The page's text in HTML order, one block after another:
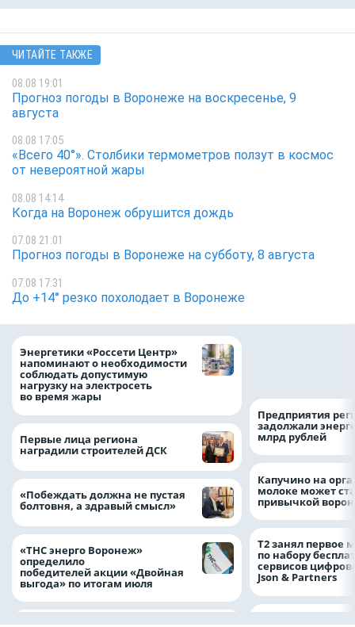
ЧИТАЙТЕ ТАКЖЕ
08.08 19:01
Прогноз погоды в Воронеже на воскресенье, 9
августа
08.08 17:05
«Всего 40°». Столбики термометров ползут в космос
от невероятной жары
08.08 14:14
Когда на Воронеж обрушится дождь
07.08 21:01
Прогноз погоды в Воронеже на субботу, 8 августа
07.08 17:31
До +14° резко похолодает в Воронеже
Энергетики «Россети Центр»
напоминают о необходимости
соблюдать допустимую
нагрузку на электросеть
во время жары
Первые лица региона
наградили строителей ДСК
«Побеждать должна не пустая
болтовня, а здравый смысл»
«ТНС энерго Воронеж»
определило
победителей акции «Двойная
выгода» по итогам июля
Предприятия
задолжали
млрд рублей
Капучино на
молоке может
привычкой
Т2 занял первое
по набору
сервисов
Json & Partners